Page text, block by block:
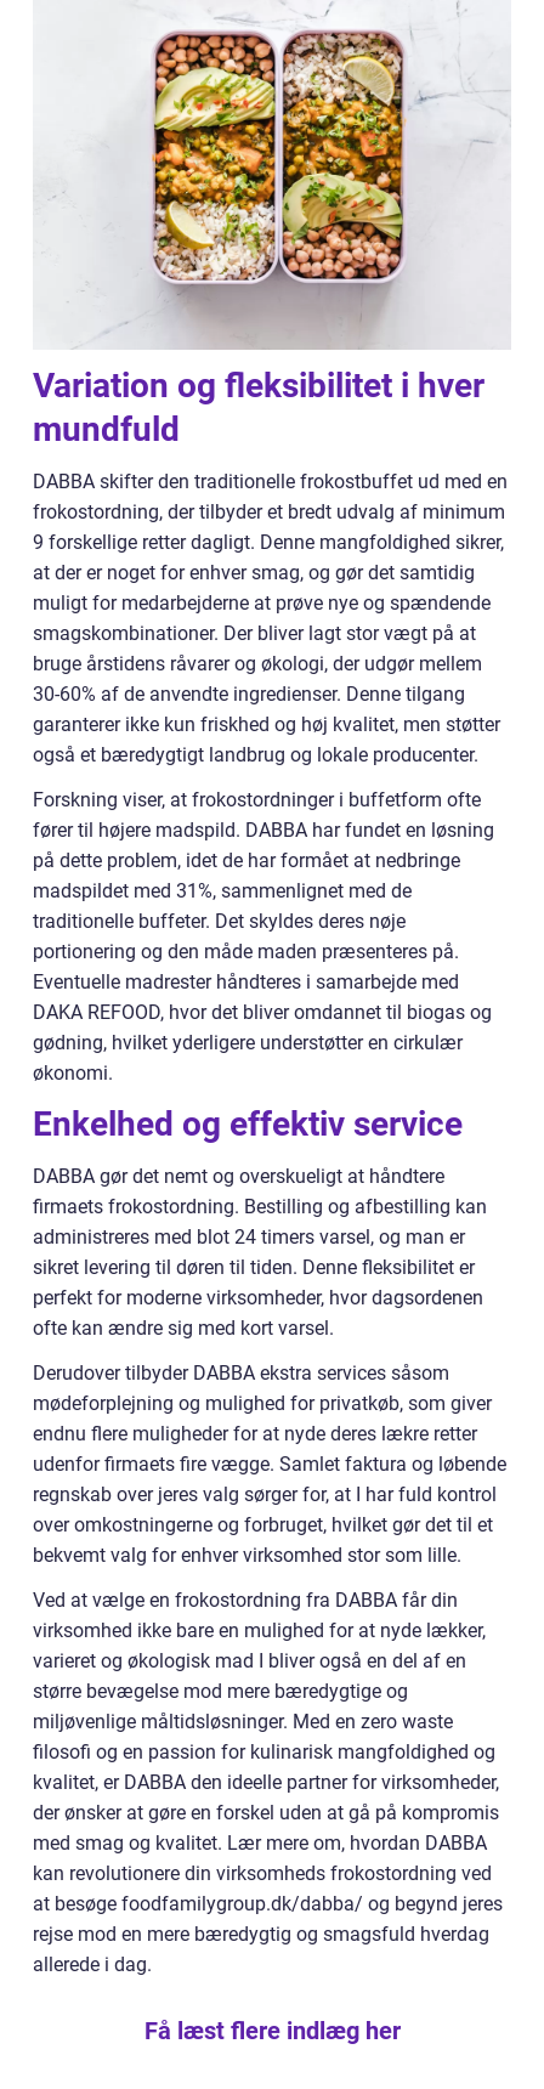
Variation og fleksibilitet i hver
mundfuld
DABBA skifter den traditionelle frokostbuffet ud med en
frokostordning, der tilbyder et bredt udvalg af minimum
9 forskellige retter dagligt. Denne mangfoldighed sikrer,
at der er noget for enhver smag, og gør det samtidig
muligt for medarbejderne at prøve nye og spændende
smagskombinationer. Der bliver lagt stor vægt på at
bruge årstidens råvarer og økologi, der udgør mellem
30-60% af de anvendte ingredienser. Denne tilgang
garanterer ikke kun friskhed og høj kvalitet, men støtter
også et bæredygtigt landbrug og lokale producenter.
Forskning viser, at frokostordninger i buffetform ofte
fører til højere madspild. DABBA har fundet en løsning
på dette problem, idet de har formået at nedbringe
madspildet med 31%, sammenlignet med de
traditionelle buffeter. Det skyldes deres nøje
portionering og den måde maden præsenteres på.
Eventuelle madrester håndteres i samarbejde med
DAKA REFOOD, hvor det bliver omdannet til biogas og
gødning, hvilket yderligere understøtter en cirkulær
økonomi.
Enkelhed og effektiv service
DABBA gør det nemt og overskueligt at håndtere
firmaets frokostordning. Bestilling og afbestilling kan
administreres med blot 24 timers varsel, og man er
sikret levering til døren til tiden. Denne fleksibilitet er
perfekt for moderne virksomheder, hvor dagsordenen
ofte kan ændre sig med kort varsel.
Derudover tilbyder DABBA ekstra services såsom
mødeforplejning og mulighed for privatkøb, som giver
endnu flere muligheder for at nyde deres lækre retter
udenfor firmaets fire vægge. Samlet faktura og løbende
regnskab over jeres valg sørger for, at I har fuld kontrol
over omkostningerne og forbruget, hvilket gør det til et
bekvemt valg for enhver virksomhed stor som lille.
Ved at vælge en frokostordning fra DABBA får din
virksomhed ikke bare en mulighed for at nyde lækker,
varieret og økologisk mad I bliver også en del af en
større bevægelse mod mere bæredygtige og
miljøvenlige måltidsløsninger. Med en zero waste
filosofi og en passion for kulinarisk mangfoldighed og
kvalitet, er DABBA den ideelle partner for virksomheder,
der ønsker at gøre en forskel uden at gå på kompromis
med smag og kvalitet. Lær mere om, hvordan DABBA
kan revolutionere din virksomheds frokostordning ved
at besøge foodfamilygroup.dk/dabba/ og begynd jeres
rejse mod en mere bæredygtig og smagsfuld hverdag
allerede i dag.
Få læst flere indlæg her